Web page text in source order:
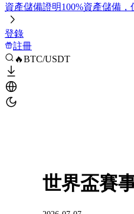
資產儲備證明100%資產儲備，
登錄
註冊
🔥BTC/USDT
世界盃賽